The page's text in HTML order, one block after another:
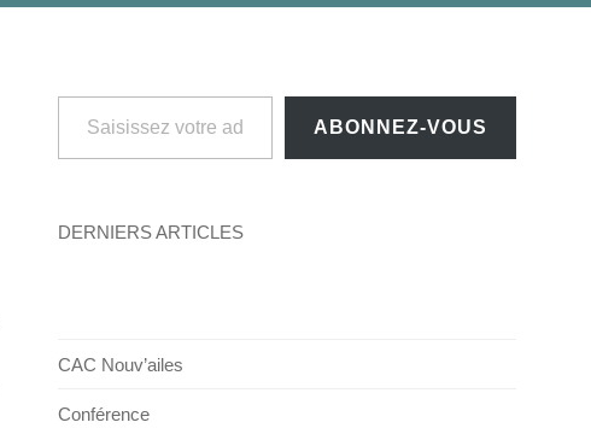
Saisissez votre adresse e-mail…
ABONNEZ-VOUS
DERNIERS ARTICLES
CAC Nouv’ailes
Conférence